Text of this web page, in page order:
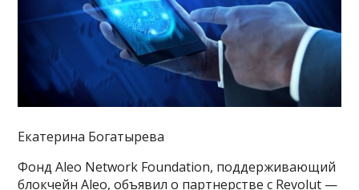
Екатерина Богатырева
Фонд Aleo Network Foundation, поддерживающий
блокчейн Aleo, объявил о партнерстве с Revolut —